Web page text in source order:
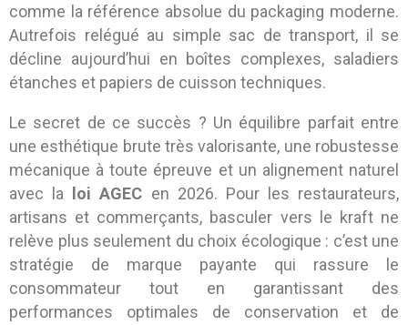
comme la référence absolue du packaging moderne.
Autrefois relégué au simple sac de transport, il se
décline aujourd’hui en boîtes complexes, saladiers
étanches et papiers de cuisson techniques.
Le secret de ce succès ? Un équilibre parfait entre
une esthétique brute très valorisante, une robustesse
mécanique à toute épreuve et un alignement naturel
avec la loi AGEC en 2026. Pour les restaurateurs,
artisans et commerçants, basculer vers le kraft ne
relève plus seulement du choix écologique : c’est une
stratégie de marque payante qui rassure le
consommateur tout en garantissant des
performances optimales de conservation et de